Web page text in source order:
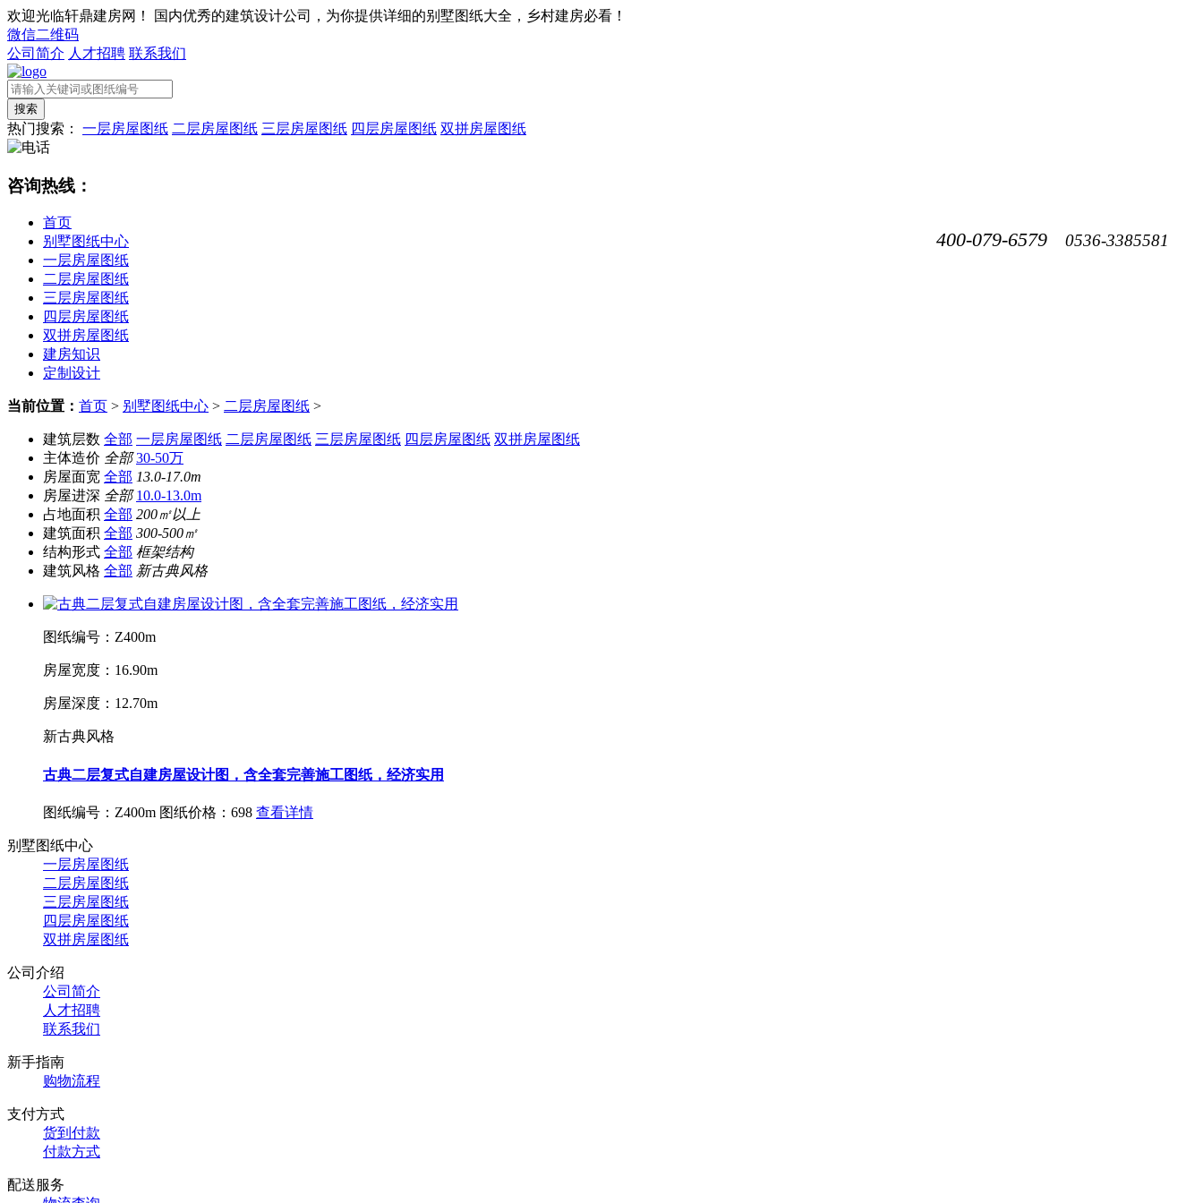
欢迎光临轩鼎建房网！
国内优秀的建筑设计公司，为你提供详细的别墅图纸大全，乡村建房必看！
微信二维码
公司简介 人才招聘 联系我们
热门搜索： 一层房屋图纸 二层房屋图纸 三层房屋图纸 四层房屋图纸 双拼房屋图纸
咨询热线：
400-079-6579 0536-3385581
首页
别墅图纸中心
一层房屋图纸
二层房屋图纸
三层房屋图纸
四层房屋图纸
双拼房屋图纸
建房知识
定制设计
当前位置： 首页 > 别墅图纸中心 > 二层房屋图纸 >
建筑层数 全部 一层房屋图纸 二层房屋图纸 三层房屋图纸 四层房屋图纸 双拼房屋图纸
主体造价 全部 30-50万
房屋面宽 全部 13.0-17.0m
房屋进深 全部 10.0-13.0m
占地面积 全部 200㎡以上
建筑面积 全部 300-500㎡
结构形式 全部 框架结构
建筑风格 全部 新古典风格
图纸编号：Z400m
房屋宽度：16.90m
房屋深度：12.70m
新古典风格
古典二层复式自建房屋设计图，含全套完善施工图纸，经济实用
图纸编号：Z400m 图纸价格：698 查看详情
别墅图纸中心
一层房屋图纸
二层房屋图纸
三层房屋图纸
四层房屋图纸
双拼房屋图纸
公司介绍
公司简介
人才招聘
联系我们
新手指南
购物流程
支付方式
货到付款
付款方式
配送服务